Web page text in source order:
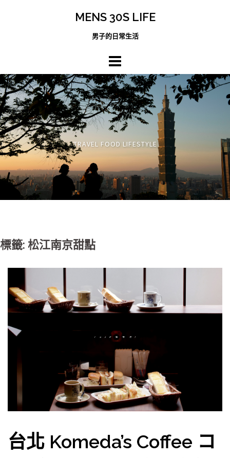
MENS 30S LIFE
男子的日常生活
TRAVEL FOOD LIFESTYLE
標籤: 松江南京甜點
台北 Komeda’s Coffee コ